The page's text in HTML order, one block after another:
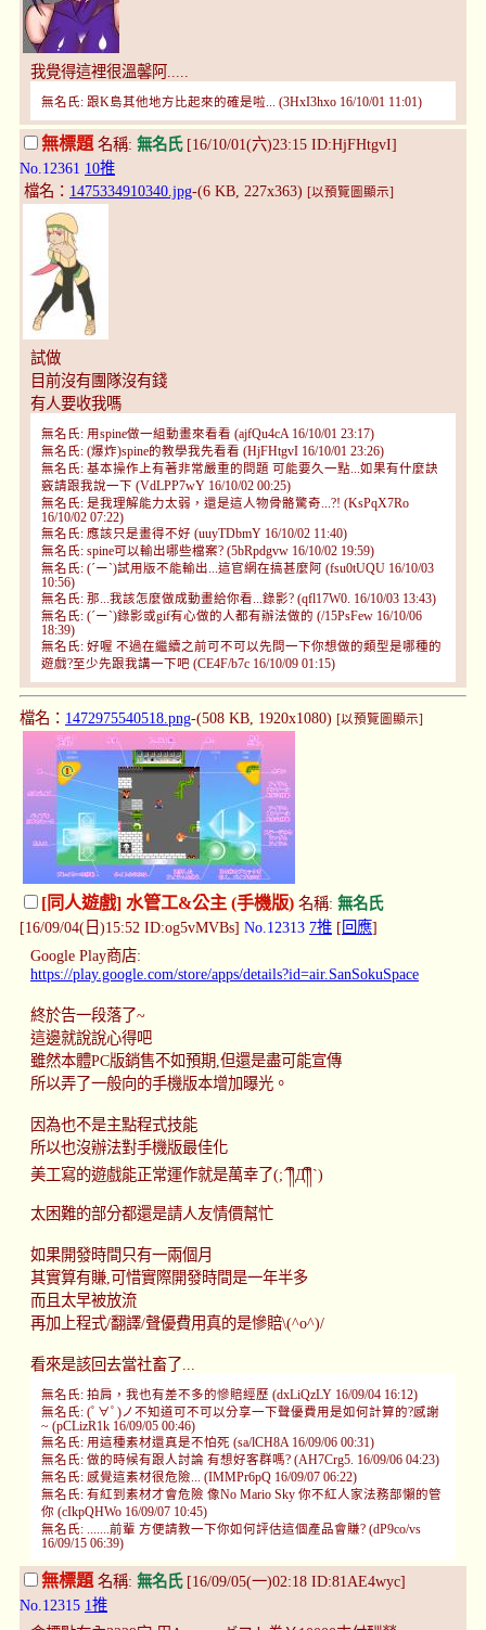
我覺得這裡很溫馨阿.....
無名氏: 跟K島其他地方比起來的確是啦... (3HxI3hxo 16/10/01 11:01)
無標題 名稱: 無名氏[16/10/01(六)23:15 ID:HjFHtgvI]
No.12361 10推
檔名： 1475334910340.jpg-(6 KB, 227x363) [以預覽圖顯示]
試做
目前沒有團隊沒有錢
有人要收我嗎
無名氏: 用spine做一組動畫來看看 (ajfQu4cA 16/10/01 23:17)
無名氏: (爆炸)spine的教學我先看看 (HjFHtgvI 16/10/01 23:26)
無名氏: 基本操作上有著非常嚴重的問題 可能要久一點...如果有什麼訣
竅請跟我說一下 (VdLPP7wY 16/10/02 00:25)
無名氏: 是我理解能力太弱，還是這人物骨骼驚奇...?! (KsPqX7Ro
16/10/02 07:22)
無名氏: 應該只是畫得不好 (uuyTDbmY 16/10/02 11:40)
無名氏: spine可以輸出哪些檔案? (5bRpdgvw 16/10/02 19:59)
無名氏: (´ー`)試用版不能輸出...這官網在搞甚麼阿 (fsu0tUQU 16/10/03
10:56)
無名氏: 那...我該怎麼做成動畫給你看...錄影? (qfl17W0. 16/10/03 13:43)
無名氏: (´ー`)錄影或gif有心做的人都有辦法做的 (/15PsFew 16/10/06
18:39)
無名氏: 好喔 不過在繼續之前可不可以先問一下你想做的類型是哪種的
遊戲?至少先跟我講一下吧 (CE4F/b7c 16/10/09 01:15)
檔名： 1472975540518.png-(508 KB, 1920x1080) [以預覽圖顯示]
[同人遊戲] 水管工&公主 (手機版) 名稱: 無名氏
[16/09/04(日)15:52 ID:og5vMVBs] No.12313 7推 [ 回應]
Google Play商店:
https://play.google.com/store/apps/details?id=air.SanSokuSpace
終於告一段落了~
這邊就說說心得吧
雖然本體PC版銷售不如預期,但還是盡可能宣傳
所以弄了一般向的手機版本增加曝光。
因為也不是主點程式技能
所以也沒辦法對手機版最佳化
美工寫的遊戲能正常運作就是萬幸了(;´༎ຶД༎ຶ`)
太困難的部分都還是請人友情價幫忙
如果開發時間只有一兩個月
其實算有賺,可惜實際開發時間是一年半多
而且太早被放流
再加上程式/翻譯/聲優費用真的是慘賠\(^o^)/
看來是該回去當社畜了...
無名氏: 拍肩，我也有差不多的慘賠經歷 (dxLiQzLY 16/09/04 16:12)
無名氏: (ﾟ∀ﾟ)ノ不知道可不可以分享一下聲優費用是如何計算的?感謝
~ (pCLizR1k 16/09/05 00:46)
無名氏: 用這種素材還真是不怕死 (sa/lCH8A 16/09/06 00:31)
無名氏: 做的時候有跟人討論 有想好客群嗎? (AH7Crg5. 16/09/06 04:23)
無名氏: 感覺這素材很危險... (IMMPr6pQ 16/09/07 06:22)
無名氏: 有紅到素材才會危險 像No Mario Sky 你不紅人家法務部懶的管
你 (cIkpQHWo 16/09/07 10:45)
無名氏: .......前輩 方便請教一下你如何評估這個產品會賺? (dP9co/vs
16/09/15 06:39)
無標題 名稱: 無名氏[16/09/05(一)02:18 ID:81AE4wyc]
No.12315 1推